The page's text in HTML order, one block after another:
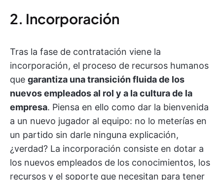
2. Incorporación
Tras la fase de contratación viene la
incorporación, el proceso de recursos humanos
que garantiza una transición fluida de los
nuevos empleados al rol y a la cultura de la
empresa. Piensa en ello como dar la bienvenida
a un nuevo jugador al equipo: no lo meterías en
un partido sin darle ninguna explicación,
¿verdad? La incorporación consiste en dotar a
los nuevos empleados de los conocimientos, los
recursos y el soporte que necesitan para tener